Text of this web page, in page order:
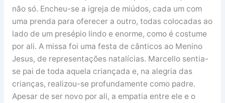
não só. Encheu-se a igreja de miúdos, cada um com
uma prenda para oferecer a outro, todas colocadas ao
lado de um presépio lindo e enorme, como é costume
por ali. A missa foi uma festa de cânticos ao Menino
Jesus, de representações natalícias. Marcello sentia-
se pai de toda aquela criançada e, na alegria das
crianças, realizou-se profundamente como padre.
Apesar de ser novo por ali, a empatia entre ele e o